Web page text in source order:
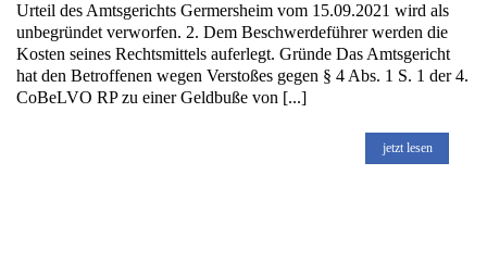
Urteil des Amtsgerichts Germersheim vom 15.09.2021 wird als
unbegründet verworfen. 2. Dem Beschwerdeführer werden die
Kosten seines Rechtsmittels auferlegt. Gründe Das Amtsgericht
hat den Betroffenen wegen Verstoßes gegen § 4 Abs. 1 S. 1 der 4.
CoBeLVO RP zu einer Geldbuße von [...]
jetzt lesen